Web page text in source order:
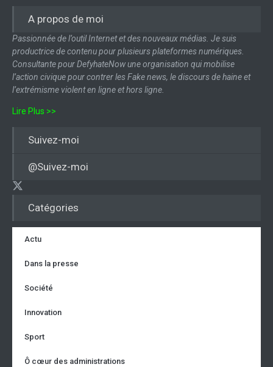
Catégories
Actu
Dans la presse
Société
Innovation
Sport
Ô cœur des administrations
A propos de moi
Passionnée de l’outil Internet et des nouveaux médias. Je suis
productrice de contenu pour plusieurs plateformes numériques.
Consultante pour DefyhateNow une organisation qui mobilise
l’action civique pour contrer les Fake news, le discours de haine et
l’extrémisme violent en ligne et hors ligne.
Lire Plus >>
Suivez-moi
@Suivez-moi